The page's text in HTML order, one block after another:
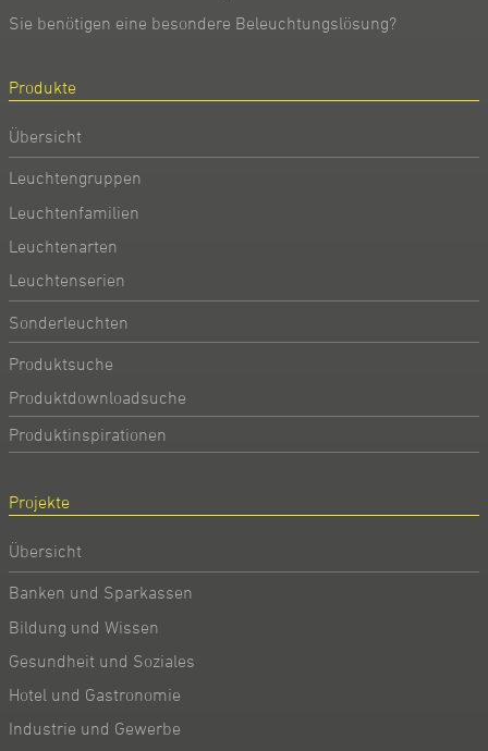
Sie benötigen eine besondere Beleuchtungslösung?
Produkte
Übersicht
Leuchtengruppen
Leuchtenfamilien
Leuchtenarten
Leuchtenserien
Sonderleuchten
Produktsuche
Produktdownloadsuche
Produktinspirationen
Projekte
Übersicht
Banken und Sparkassen
Bildung und Wissen
Gesundheit und Soziales
Hotel und Gastronomie
Industrie und Gewerbe